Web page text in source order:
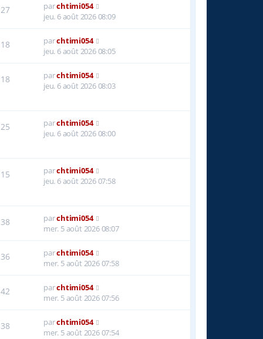
27 parchtimi054
jeu. 6 août 2026 08:09
18 parchtimi054
jeu. 6 août 2026 08:05
18 parchtimi054
jeu. 6 août 2026 08:03
25 parchtimi054
jeu. 6 août 2026 08:00
15 parchtimi054
jeu. 6 août 2026 07:58
38 parchtimi054
mer. 5 août 2026 08:07
36 parchtimi054
mer. 5 août 2026 07:58
42 parchtimi054
mer. 5 août 2026 07:56
38 parchtimi054
mer. 5 août 2026 07:54